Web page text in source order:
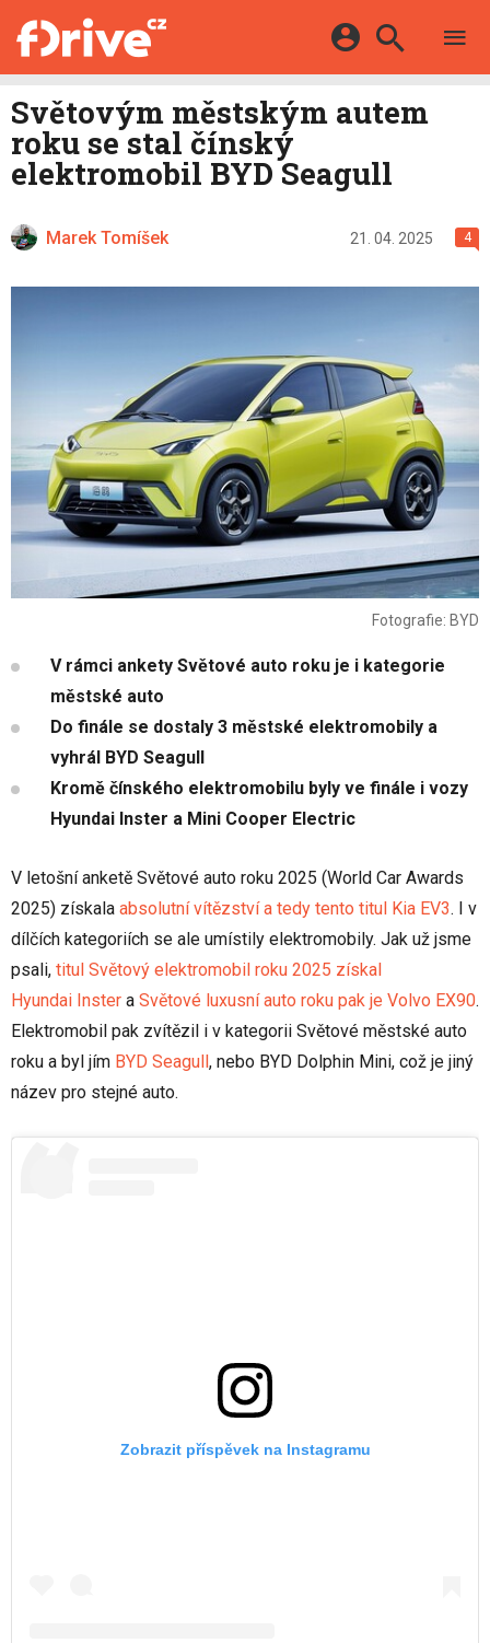
KATALOG
MAPA STANIC
DALŠÍ
HYBRIDY
E-MOTORSPORT
OSTATNÍ
Facebook Google
Světovým městským autem
roku se stal čínský
elektromobil BYD Seagull
Marek Tomíšek 21. 04. 2025 4
Fotografie: BYD
V rámci ankety Světové auto roku je i kategorie
městské auto
Do finále se dostaly 3 městské elektromobily a
vyhrál BYD Seagull
Kromě čínského elektromobilu byly ve finále i vozy
Hyundai Inster a Mini Cooper Electric
V letošní anketě Světové auto roku 2025 (World Car Awards
2025) získala absolutní vítězství a tedy tento titul Kia EV3. I v
dílčích kategoriích se ale umístily elektromobily. Jak už jsme
psali, titul Světový elektromobil roku 2025 získal
Hyundai Inster a Světové luxusní auto roku pak je Volvo EX90.
Elektromobil pak zvítězil i v kategorii Světové městské auto
roku a byl jím BYD Seagull , nebo BYD Dolphin Mini, což je jiný
název pro stejné auto.
Zobrazit příspěvek na Instagramu